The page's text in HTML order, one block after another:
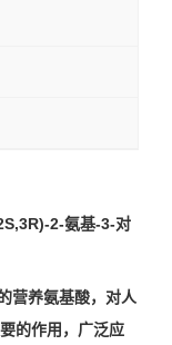
2-氨基-3-对
营养氨基酸，对人
的作用，广泛应